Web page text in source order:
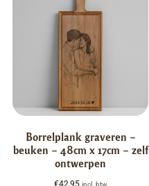
Borrelplank graveren –
beuken – 48cm x 17cm – zelf
ontwerpen
€42,95 incl. btw